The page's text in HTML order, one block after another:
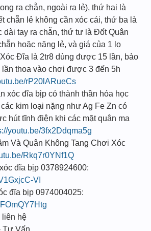
ra chẵn, ngoài ra lẻ), thứ hai là
chẵn lẻ không cần xóc cái, thứ ba là
dài tay ra chẵn, thứ tư là Đốt Quân
hoặc nặng lẻ, và giá của 1 lọ
Đĩa là 2tr8 dùng được 15 lần, bảo
lần thoa vào chơi được 3 đến 5h
rP20lARueCs
xóc đĩa bịp có thành thần hóa học
kim loại nặng như Ag Fe Zn có
hút tĩnh điện khi các mặt quân ma
youtu.be/3fx2Ddqma5g
Và Quân Không Tang Chơi Xóc
Rkq7r0YNf1Q
đĩa bịp 0378924600:
VI
đĩa bịp 0974004025:
hệ
Tư Vấn